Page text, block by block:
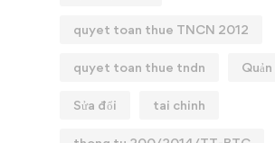
quyet toan thue TNCN 2012
quyet toan thue tndn
Sửa đổi tai chinh